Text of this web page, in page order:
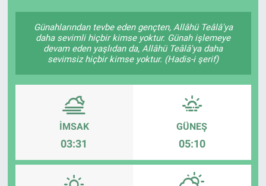
Günahlarından tevbe eden gençten, Allâhü Teâlâ'ya
daha sevimli hiçbir kimse yoktur. Günah işlemeye
devam eden yaşlıdan da, Allâhü Teâlâ'ya daha
sevimsiz hiçbir kimse yoktur. (Hadis-i şerif)
İMSAK
03:31
GÜNEŞ
05:10